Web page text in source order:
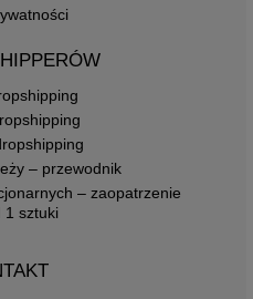
– przewodnik
– zaopatrzenie
1 sztuki